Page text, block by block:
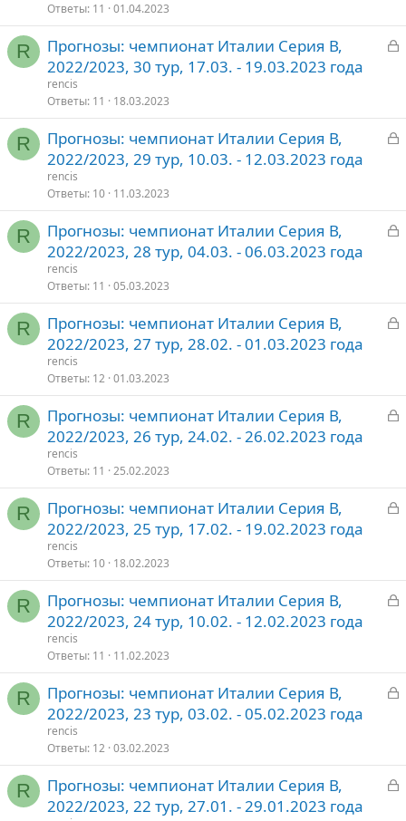
т
Ответы 11 01.04.2023
R
З
т
Прогнозы: чемпионат Италии Серия В,
2022/2023, 30 тур, 17.03. - 19.03.2023 года
rencis
Ответы 11 18.03.2023
R
З
т
Прогнозы: чемпионат Италии Серия В,
2022/2023, 29 тур, 10.03. - 12.03.2023 года
rencis
Ответы 10 11.03.2023
R
З
т
Прогнозы: чемпионат Италии Серия В,
2022/2023, 28 тур, 04.03. - 06.03.2023 года
rencis
Ответы 11 05.03.2023
R
З
т
Прогнозы: чемпионат Италии Серия В,
2022/2023, 27 тур, 28.02. - 01.03.2023 года
rencis
Ответы 12 01.03.2023
R
З
т
Прогнозы: чемпионат Италии Серия В,
2022/2023, 26 тур, 24.02. - 26.02.2023 года
rencis
Ответы 11 25.02.2023
R
З
т
Прогнозы: чемпионат Италии Серия В,
2022/2023, 25 тур, 17.02. - 19.02.2023 года
rencis
Ответы 10 18.02.2023
R
З
т
Прогнозы: чемпионат Италии Серия В,
2022/2023, 24 тур, 10.02. - 12.02.2023 года
rencis
Ответы 11 11.02.2023
R
З
т
Прогнозы: чемпионат Италии Серия В,
2022/2023, 23 тур, 03.02. - 05.02.2023 года
rencis
Ответы 12 03.02.2023
R
З
Прогнозы: чемпионат Италии Серия В,
2022/2023, 22 тур, 27.01. - 29.01.2023 года